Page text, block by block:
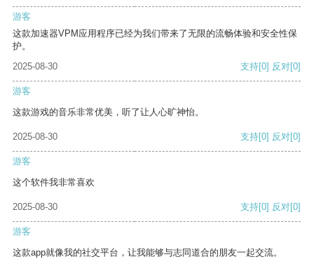
游客
这款加速器VPM应用程序已经为我们带来了无限的流畅体验和安全性保
护。
2025-08-30
支持[0] 反对[0]
游客
这款游戏的音乐非常优美，听了让人心旷神怡。
2025-08-30 支持[0] 反对[0]
游客
这个软件我非常喜欢
2025-08-30 支持[0] 反对[0]
游客
这款app就像我的社交平台，让我能够与志同道合的朋友一起交流。